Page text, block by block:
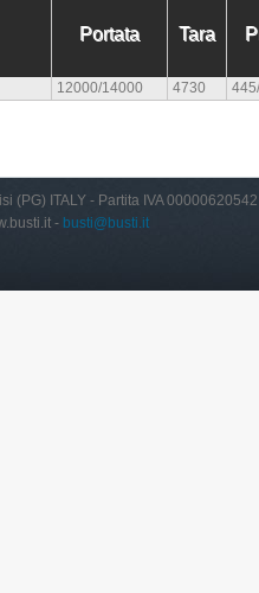
Portata Tara
12000/14000 4730
(PG) ITALY - Partita IVA 00000620542
- busti@busti.it